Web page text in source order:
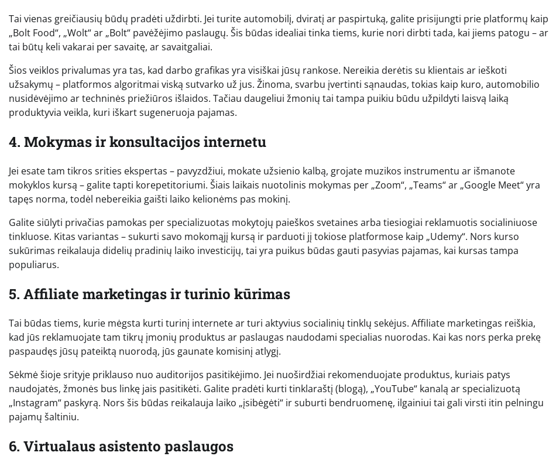
Tai vienas greičiausių būdų pradėti uždirbti. Jei turite automobilį, dviratį ar paspirtuką, galite prisijungti prie platformų kaip
„Bolt Food“, „Wolt“ ar „Bolt“ pavėžėjimo paslaugų. Šis būdas idealiai tinka tiems, kurie nori dirbti tada, kai jiems patogu – ar
tai būtų keli vakarai per savaitę, ar savaitgaliai.
Šios veiklos privalumas yra tas, kad darbo grafikas yra visiškai jūsų rankose. Nereikia derėtis su klientais ar ieškoti
užsakymų – platformos algoritmai viską sutvarko už jus. Žinoma, svarbu įvertinti sąnaudas, tokias kaip kuro, automobilio
nusidėvėjimo ar techninės priežiūros išlaidos. Tačiau daugeliui žmonių tai tampa puikiu būdu užpildyti laisvą laiką
produktyvia veikla, kuri iškart sugeneruoja pajamas.
4. Mokymas ir konsultacijos internetu
Jei esate tam tikros srities ekspertas – pavyzdžiui, mokate užsienio kalbą, grojate muzikos instrumentu ar išmanote
mokyklos kursą – galite tapti korepetitoriumi. Šiais laikais nuotolinis mokymas per „Zoom“, „Teams“ ar „Google Meet“ yra
tapęs norma, todėl nebereikia gaišti laiko kelionėms pas mokinį.
Galite siūlyti privačias pamokas per specializuotas mokytojų paieškos svetaines arba tiesiogiai reklamuotis socialiniuose
tinkluose. Kitas variantas – sukurti savo mokomąjį kursą ir parduoti jį tokiose platformose kaip „Udemy“. Nors kurso
sukūrimas reikalauja didelių pradinių laiko investicijų, tai yra puikus būdas gauti pasyvias pajamas, kai kursas tampa
populiarus.
5. Affiliate marketingas ir turinio kūrimas
Tai būdas tiems, kurie mėgsta kurti turinį internete ar turi aktyvius socialinių tinklų sekėjus. Affiliate marketingas reiškia,
kad jūs reklamuojate tam tikrų įmonių produktus ar paslaugas naudodami specialias nuorodas. Kai kas nors perka prekę
paspaudęs jūsų pateiktą nuorodą, jūs gaunate komisinį atlygį.
Sėkmė šioje srityje priklauso nuo auditorijos pasitikėjimo. Jei nuoširdžiai rekomenduojate produktus, kuriais patys
naudojatės, žmonės bus linkę jais pasitikėti. Galite pradėti kurti tinklaraštį (blogą), „YouTube“ kanalą ar specializuotą
„Instagram“ paskyrą. Nors šis būdas reikalauja laiko „įsibėgėti“ ir suburti bendruomenę, ilgainiui tai gali virsti itin pelningu
pajamų šaltiniu.
6. Virtualaus asistento paslaugos